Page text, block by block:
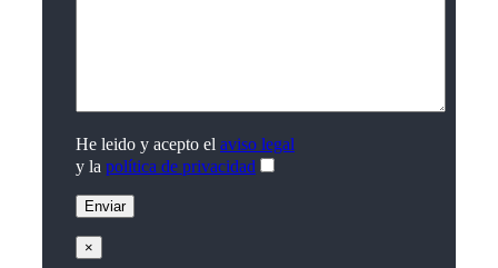
He leido y acepto el aviso legal
y la política de privacidad
×